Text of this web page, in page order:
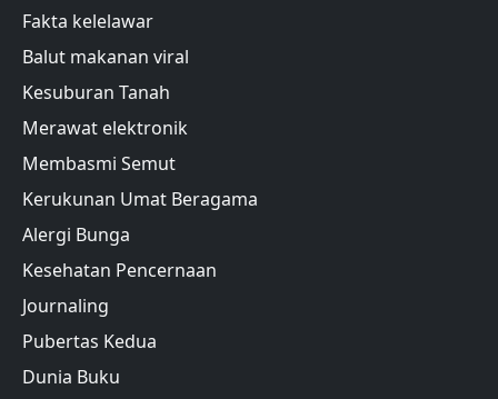
Fakta kelelawar
Balut makanan viral
Kesuburan Tanah
Merawat elektronik
Membasmi Semut
Kerukunan Umat Beragama
Alergi Bunga
Kesehatan Pencernaan
Journaling
Pubertas Kedua
Dunia Buku